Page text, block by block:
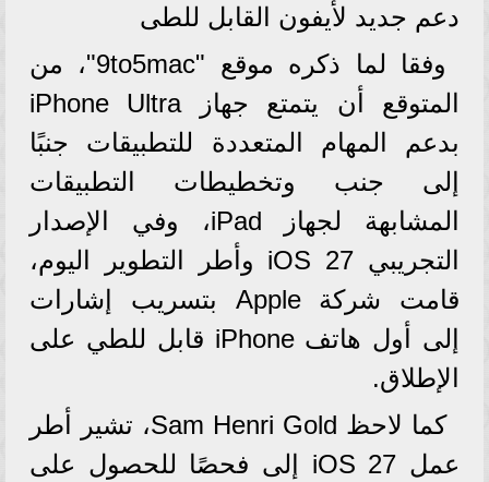
دعم جديد لأيفون القابل للطى
وفقا لما ذكره موقع "9to5mac"، من
المتوقع أن يتمتع جهاز iPhone Ultra
بدعم المهام المتعددة للتطبيقات جنبًا
إلى جنب وتخطيطات التطبيقات
المشابهة لجهاز iPad، وفي الإصدار
التجريبي iOS 27 وأطر التطوير اليوم،
قامت شركة Apple بتسريب إشارات
إلى أول هاتف iPhone قابل للطي على
الإطلاق.
كما لاحظ Sam Henri Gold، تشير أطر
عمل iOS 27 إلى فحصًا للحصول على